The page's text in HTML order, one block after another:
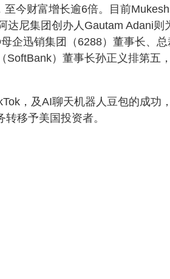
今财富增长逾6倍。目前
尼集团创办人Gautam Adani则
企迅销集团（6288）董事长、
SoftBank）董事长孙正义排第五
，及AI聊天机器人豆包的成功
移予美国投资者。